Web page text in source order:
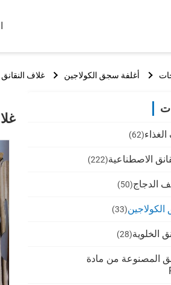
أغلفة سجق الكولاجين غلاف النقانق
(62)
الاصطناعية(222)
الدجاج(50)
(33)
الخلوية(28)
المصنوعة من مادة